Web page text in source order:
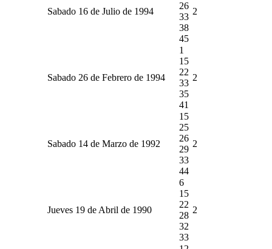
Sabado 16 de Julio de 1994
26
33
38
45
2
Sabado 26 de Febrero de 1994
1
15
22
33
35
41
2
Sabado 14 de Marzo de 1992
15
25
26
29
33
44
2
Jueves 19 de Abril de 1990
6
15
22
28
32
33
2